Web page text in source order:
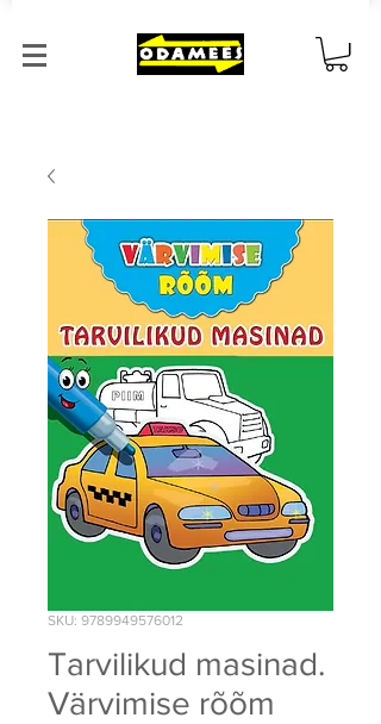
SKU: 9789949576012
Tarvilikud masinad.
Värvimise rõõm